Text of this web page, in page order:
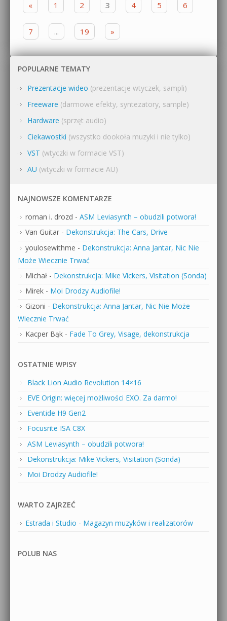
« 1 2 3 4 5 6
7 ... 19 »
POPULARNE TEMATY
Prezentacje wideo (prezentacje wtyczek, sampli)
Freeware (darmowe efekty, syntezatory, sample)
Hardware (sprzęt audio)
Ciekawostki (wszystko dookoła muzyki i nie tylko)
VST (wtyczki w formacie VST)
AU (wtyczki w formacie AU)
NAJNOWSZE KOMENTARZE
roman i. drozd - ASM Leviasynth – obudzili potwora!
Van Guitar - Dekonstrukcja: The Cars, Drive
youlosewithme - Dekonstrukcja: Anna Jantar, Nic Nie
Może Wiecznie Trwać
Michał - Dekonstrukcja: Mike Vickers, Visitation (Sonda)
Mirek - Moi Drodzy Audiofile!
Gizoni - Dekonstrukcja: Anna Jantar, Nic Nie Może
Wiecznie Trwać
Kacper Bąk - Fade To Grey, Visage, dekonstrukcja
OSTATNIE WPISY
Black Lion Audio Revolution 14×16
EVE Origin: więcej możliwości EXO. Za darmo!
Eventide H9 Gen2
Focusrite ISA C8X
ASM Leviasynth – obudzili potwora!
Dekonstrukcja: Mike Vickers, Visitation (Sonda)
Moi Drodzy Audiofile!
WARTO ZAJRZEĆ
Estrada i Studio - Magazyn muzyków i realizatorów
POLUB NAS